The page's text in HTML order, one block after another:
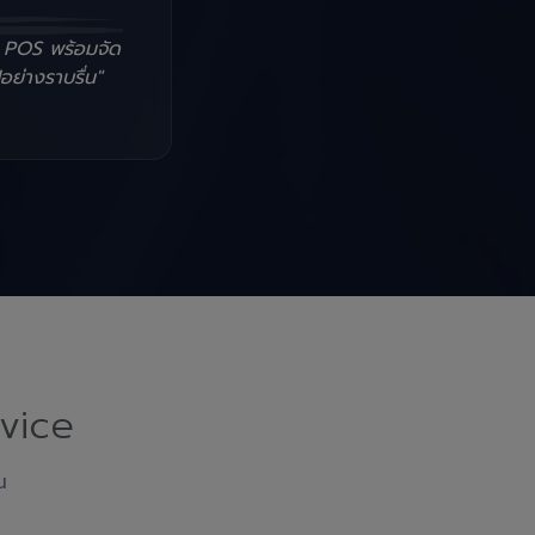
พร้อมจัด
ย่างราบรื่น"